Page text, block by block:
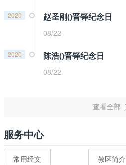
2020 赵圣刚()晋铎纪念日
08/22
2020 陈浩()晋铎纪念日
08/22
服务中心
常用经文 教区简介